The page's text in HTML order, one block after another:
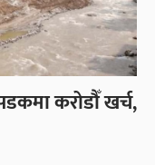
करोडौँ खर्च,